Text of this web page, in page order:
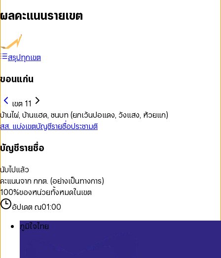
ผลคะแนนรายเขต
สรุปทุกเขต
ขอนแก่น
เขต 11
บ้านไผ่, บ้านแฮด, ชนบท (ยกเว้นปอแดง, วังแสง, ห้วยแก)
สส. แบ่งเขตบัญชีรายชื่อประชามติ
บัญชีรายชื่อ
นับไปแล้ว
คะแนนจาก กกต. (อย่างเป็นทางการ)
100%ของหน่วยทั้งหมดในเขต
อัปเดต ณ01:00
ภูมิใจไทย